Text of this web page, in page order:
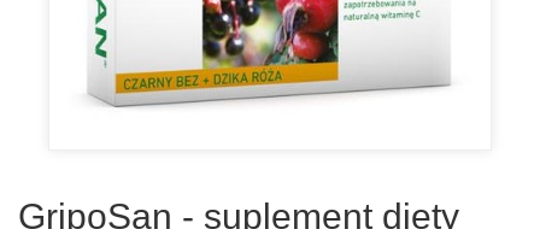
GripoSan - suplement diety